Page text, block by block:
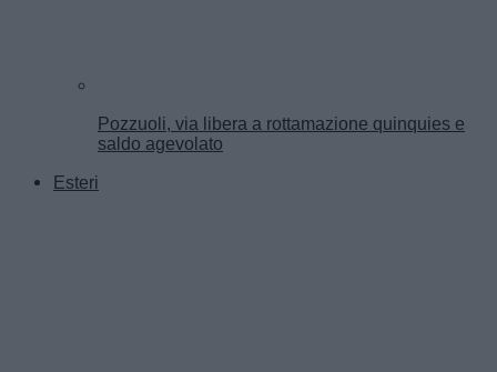
Pozzuoli, via libera a rottamazione quinquies e
saldo agevolato
Esteri